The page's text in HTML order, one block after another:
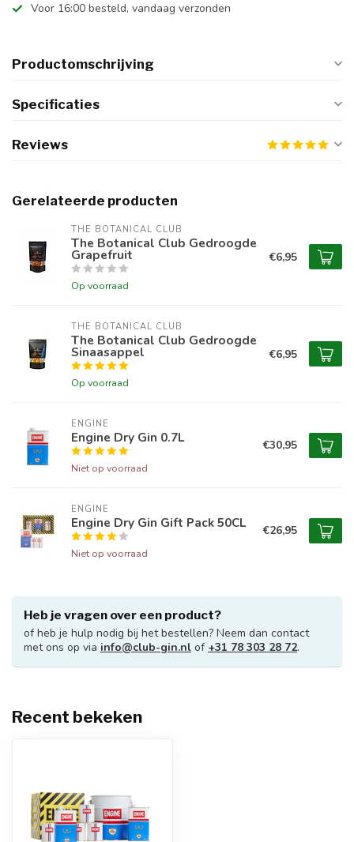
Voor 16:00 besteld, vandaag verzonden
Productomschrijving
Specificaties
Reviews
Gerelateerde producten
THE BOTANICAL CLUB
The Botanical Club Gedroogde
Grapefruit
Op voorraad
€6,95
THE BOTANICAL CLUB
The Botanical Club Gedroogde
Sinaasappel
Op voorraad
€6,95
ENGINE
Engine Dry Gin 0.7L
Niet op voorraad
€30,95
ENGINE
Engine Dry Gin Gift Pack 50CL
Niet op voorraad
€26,95
Heb je vragen over een product?
of heb je hulp nodig bij het bestellen? Neem dan contact
met ons op via info@club-gin.nl of +31 78 303 28 72.
Recent bekeken